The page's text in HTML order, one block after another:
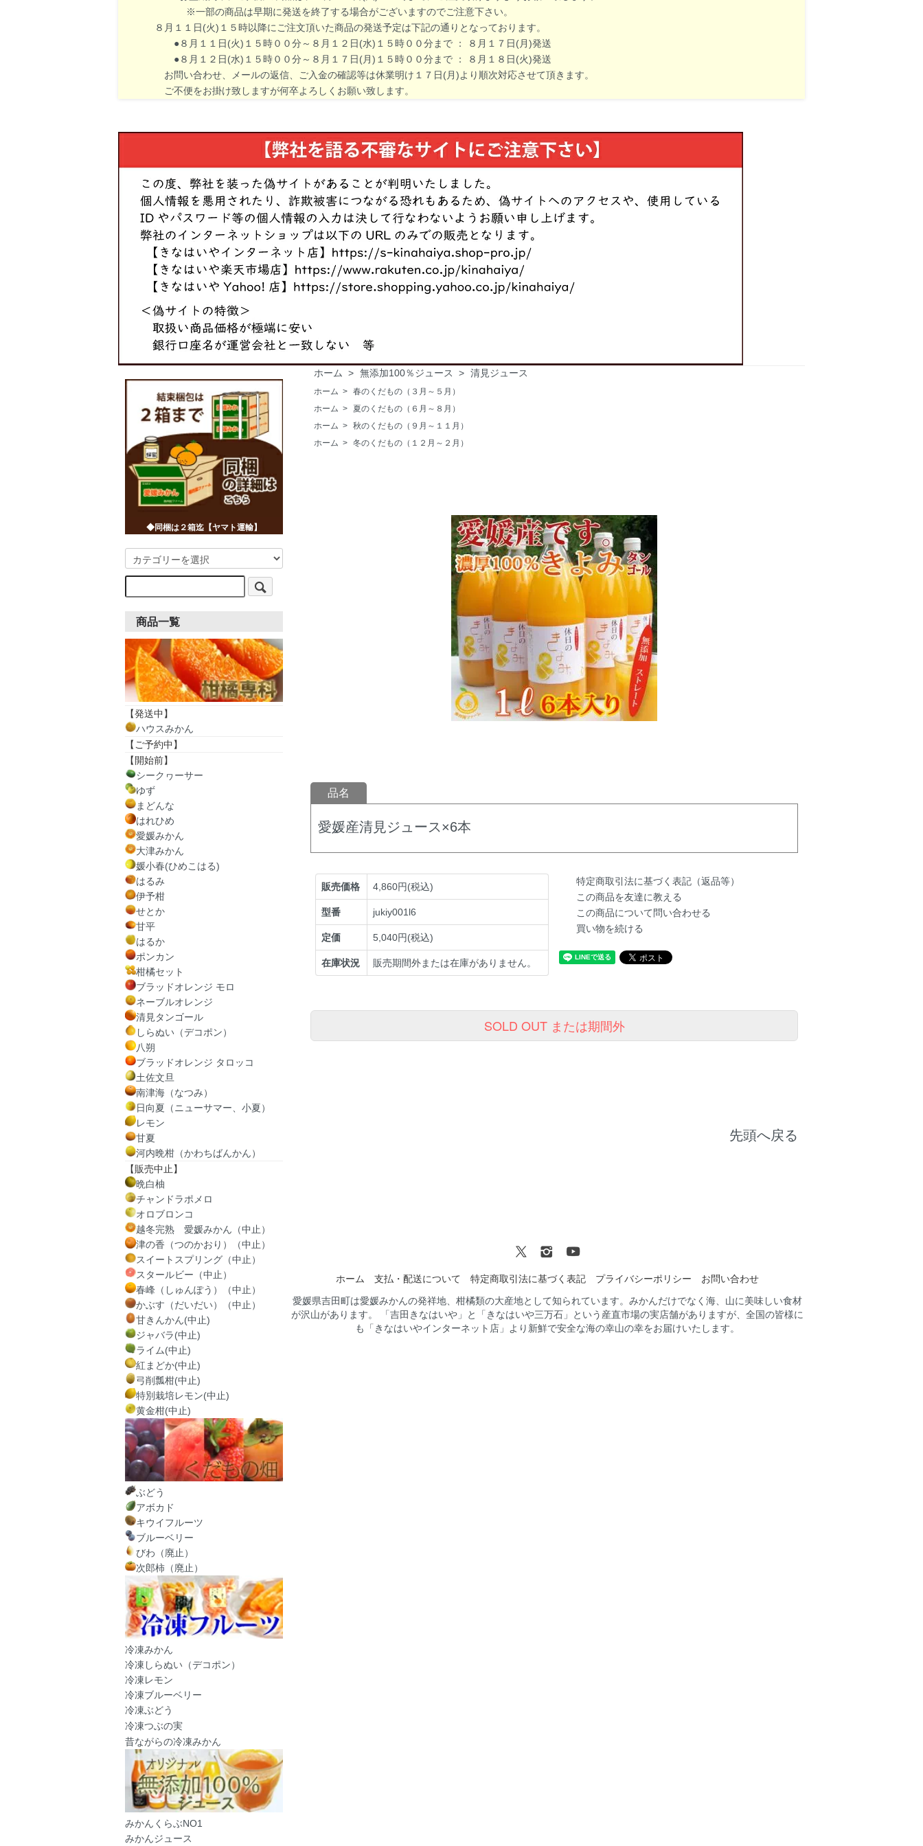
※一部の商品は早期に発送を終了する場合がございますのでご注意下さい。
８月１１日(火)１５時以降にご注文頂いた商品の発送予定は下記の通りとなっております。
●８月１１日(火)１５時００分～８月１２日(水)１５時００分まで ： ８月１７日(月)発送
●８月１２日(水)１５時００分～８月１７日(月)１５時００分まで ： ８月１８日(火)発送
お問い合わせ、メールの返信、ご入金の確認等は休業明け１７日(月)より順次対応させて頂きます。
ご不便をお掛け致しますが何卒よろしくお願い致します。
ホーム > 無添加100％ジュース > 清見ジュース
ホーム > 春のくだもの（３月～５月）
ホーム >
夏のくだもの（６月～８月）
ホーム > 秋のくだもの（９月～１１月）
ホーム > 冬のくだもの（１２月～２月）
品名
愛媛産清見ジュース×6本
販売価格 4,860円(税込)
型番 jukiy001l6
定価 5,040円(税込)
在庫状況 販売期間外または在庫がありません。
特定商取引法に基づく表記（返品等）
この商品を友達に教える
この商品について問い合わせる
買い物を続ける
SOLD OUT または期間外
先頭へ戻る
◆同梱は２箱迄【ヤマト運輸】
商品一覧
【発送中】
ハウスみかん
【ご予約中】
【開始前】
シークヮーサー
ゆず
まどんな
はれひめ
愛媛みかん
大津みかん
媛小春(ひめこはる)
はるみ
伊予柑
せとか
甘平
はるか
ポンカン
柑橘セット
ブラッドオレンジ モロ
ネーブルオレンジ
清見タンゴール
しらぬい（デコポン）
八朔
ブラッドオレンジ タロッコ
土佐文旦
南津海（なつみ）
日向夏（ニューサマー、小夏）
レモン
甘夏
河内晩柑（かわちばんかん）
【販売中止】
晩白柚
チャンドラポメロ
オロブロンコ
越冬完熟 愛媛みかん（中止）
津の香（つのかおり）（中止）
スイートスプリング（中止）
スタールビー（中止）
春峰（しゅんぽう）（中止）
かぶす（だいだい）（中止）
甘きんかん(中止)
ジャバラ(中止)
ライム(中止)
紅まどか(中止)
弓削瓢柑(中止)
特別栽培レモン(中止)
黄金柑(中止)
ぶどう
アボカド
キウイフルーツ
ブルーベリー
びわ（廃止）
次郎柿（廃止）
冷凍みかん
冷凍しらぬい（デコポン）
冷凍レモン
冷凍ブルーベリー
冷凍ぶどう
冷凍つぶの実
昔ながらの冷凍みかん
みかんくらぶNO1
みかんジュース
ホーム 支払・配送について 特定商取引法に基づく表記 プライバシーポリシー
お問い合わせ
愛媛県吉田町は愛媛みかんの発祥地、柑橘類の大産地として知られています。みかんだけでなく海、山に美味しい食材
が沢山があります。 「吉田きなはいや」と「きなはいや三万石」という産直市場の実店舗がありますが、全国の皆様に
も「きなはいやインターネット店」より新鮮で安全な海の幸山の幸をお届けいたします。